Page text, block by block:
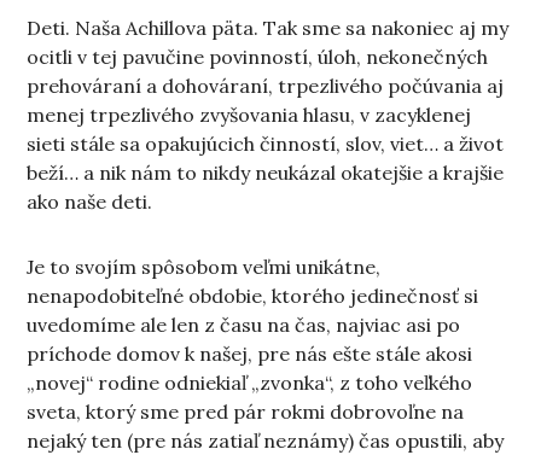
Deti. Naša Achillova päta. Tak sme sa nakoniec aj my
ocitli v tej pavučine povinností, úloh, nekonečných
prehováraní a dohováraní, trpezlivého počúvania aj
menej trpezlivého zvyšovania hlasu, v zacyklenej
sieti stále sa opakujúcich činností, slov, viet… a život
beží… a nik nám to nikdy neukázal okatejšie a krajšie
ako naše deti.
Je to svojím spôsobom veľmi unikátne,
nenapodobiteľné obdobie, ktorého jedinečnosť si
uvedomíme ale len z času na čas, najviac asi po
príchode domov k našej, pre nás ešte stále akosi
„novej“ rodine odniekiaľ „zvonka“, z toho veľkého
sveta, ktorý sme pred pár rokmi dobrovoľne na
nejaký ten (pre nás zatiaľ neznámy) čas opustili, aby